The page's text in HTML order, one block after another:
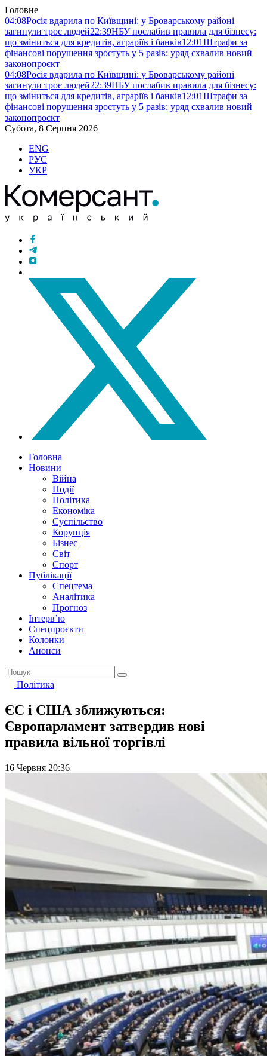
Головне
04:08Росія вдарила по Київщині: у Броварському районі
загинули троє людей22:39НБУ послабив правила для бізнесу:
що зміниться для кредитів, аграріїв і банків12:01Штрафи за
фінансові порушення зростуть у 5 разів: уряд схвалив новий
законопроєкт
04:08Росія вдарила по Київщині: у Броварському районі
загинули троє людей22:39НБУ послабив правила для бізнесу:
що зміниться для кредитів, аграріїв і банків12:01Штрафи за
фінансові порушення зростуть у 5 разів: уряд схвалив новий
законопроєкт
Субота, 8 Серпня 2026
ENG
РУС
УКР
Головна
Новини
Війна
Події
Політика
Економіка
Суспільство
Корупція
Бізнес
Світ
Спорт
Публікації
Спецтема
Аналітика
Прогноз
Інтерв’ю
Спецпроєкти
Колонки
Анонси
Політика
ЄС і США зближуються:
Європарламент затвердив нові
правила вільної торгівлі
16 Червня 20:36